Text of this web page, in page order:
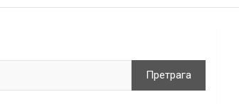
Претрага